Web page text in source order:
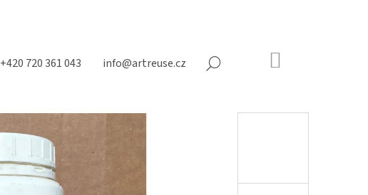
+420 720 361 043
info@artreuse.cz HLEDAT